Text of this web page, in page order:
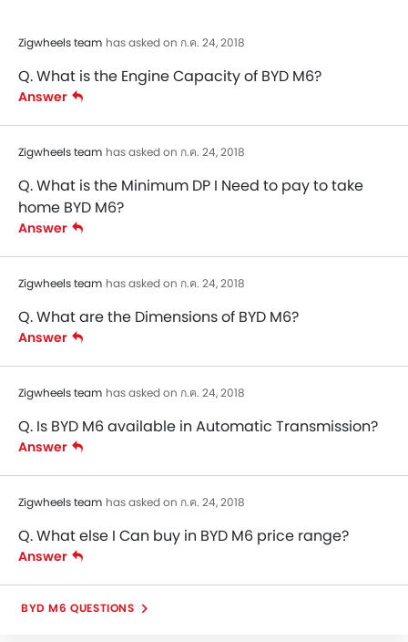
Zigwheels team has asked on ก.ค. 24, 2018
Q. What is the Engine Capacity of BYD M6?
Answer
Zigwheels team has asked on ก.ค. 24, 2018
Q. What is the Minimum DP I Need to pay to take
home BYD M6?
Answer
Zigwheels team has asked on ก.ค. 24, 2018
Q. What are the Dimensions of BYD M6?
Answer
Zigwheels team has asked on ก.ค. 24, 2018
Q. Is BYD M6 available in Automatic Transmission?
Answer
Zigwheels team has asked on ก.ค. 24, 2018
Q. What else I Can buy in BYD M6 price range?
Answer
BYD M6 QUESTIONS